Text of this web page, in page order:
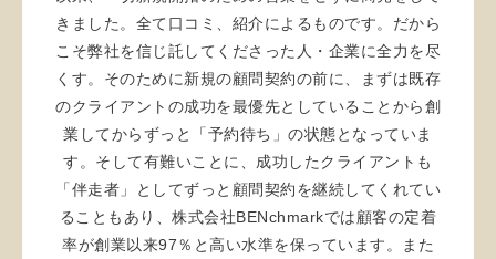
きました。全て口コミ、紹介によるものです。だから
こそ弊社を信じ託してくださった人・企業に全力を尽
くす。そのために新規の顧問契約の前に、まずは既存
のクライアントの成功を最優先としていることから創
業してからずっと「予約待ち」の状態となっていま
す。そして有難いことに、成功したクライアントも
「伴走者」としてずっと顧問契約を継続してくれてい
ることもあり、株式会社BENchmarkでは顧客の定着
率が創業以来97％と高い水準を保っています。また